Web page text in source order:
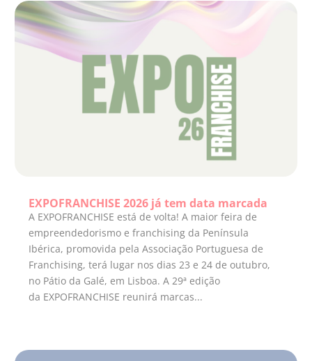
EXPOFRANCHISE 2026 já tem data marcada
A EXPOFRANCHISE está de volta! A maior feira de
empreendedorismo e franchising da Península
Ibérica, promovida pela Associação Portuguesa de
Franchising, terá lugar nos dias 23 e 24 de outubro,
no Pátio da Galé, em Lisboa. A 29ª edição
da EXPOFRANCHISE reunirá marcas...